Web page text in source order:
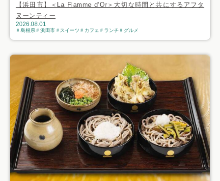
【浜田市】＜La Flamme d‘Or＞大切な時間と共にするアフタ
ヌーンティー
2026.08.01
島根県 浜田市 スイーツ カフェ ランチ グルメ